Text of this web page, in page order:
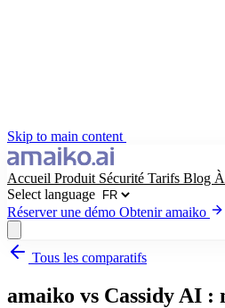
Skip to main content
Accueil Produit Sécurité Tarifs Blog
Select language
Réserver une démo Obtenir amaiko
Obtenir amaiko Réserver une démo
Select language
Tous les comparatifs
amaiko vs Cassidy AI :